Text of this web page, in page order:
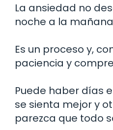
La ansiedad no
noche a la
Es un proceso y,
paciencia y
Puede haber días
se sienta mejor y
parezca que todo